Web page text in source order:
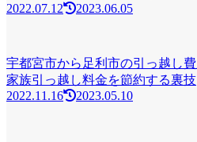
2022.07.12
2023.06.05
宇都宮市から足利市の引っ越し
家族引っ越し料金を節約する裏技
2022.11.16
2023.05.10